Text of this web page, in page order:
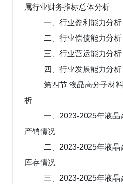
属行业财务指标总体分析
一、行业盈利能力分析
二、行业偿债能力分析
三、行业营运能力分析
四、行业发展能力分析
第四节 液晶高分子材
析
一、2023-2025年液晶
产销情况
二、2023-2025年液
库存情况
三、2023-2025年液晶